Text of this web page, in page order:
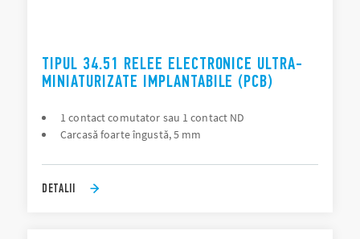
TIPUL 34.51 RELEE ELECTRONICE ULTRA-
MINIATURIZATE IMPLANTABILE (PCB)
1 contact comutator sau 1 contact ND
Carcasă foarte îngustă, 5 mm
DETALII